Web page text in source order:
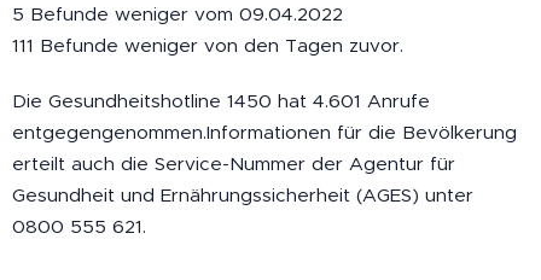
5 Befunde weniger vom 09.04.2022
111 Befunde weniger von den Tagen zuvor.
Die Gesundheitshotline 1450 hat 4.601 Anrufe
entgegengenommen.Informationen für die Bevölkerung
erteilt auch die Service-Nummer der Agentur für
Gesundheit und Ernährungssicherheit (AGES) unter
0800 555 621.